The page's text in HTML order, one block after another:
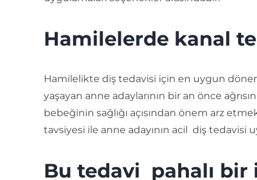
Hamilelerde kanal
Hamilelikte diş tedavisi için en uygun
yaşayan anne adaylarının bir an önce
bebeğinin sağlığı açısından önem arz
tavsiyesi ile anne adayının acil diş
Bu tedavi pahalı